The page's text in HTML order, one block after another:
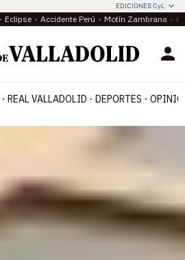
EDICIONES CyL
Eclipse Accidente Perú Motín Zambrana
REAL VALLADOLID DEPORTES